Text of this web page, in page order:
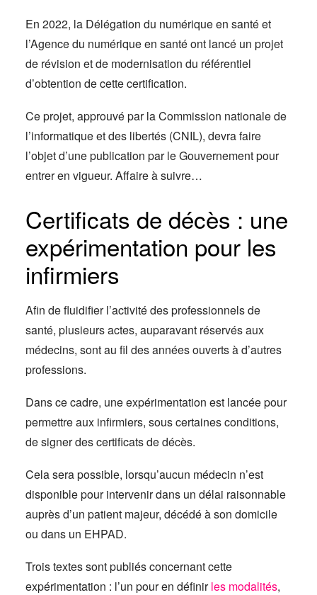
En 2022, la Délégation du numérique en santé et
l’Agence du numérique en santé ont lancé un projet
de révision et de modernisation du référentiel
d’obtention de cette certification.
Ce projet, approuvé par la Commission nationale de
l’informatique et des libertés (CNIL), devra faire
l’objet d’une publication par le Gouvernement pour
entrer en vigueur. Affaire à suivre…
Certificats de décès : une
expérimentation pour les
infirmiers
Afin de fluidifier l’activité des professionnels de
santé, plusieurs actes, auparavant réservés aux
médecins, sont au fil des années ouverts à d’autres
professions.
Dans ce cadre, une expérimentation est lancée pour
permettre aux infirmiers, sous certaines conditions,
de signer des certificats de décès.
Cela sera possible, lorsqu’aucun médecin n’est
disponible pour intervenir dans un délai raisonnable
auprès d’un patient majeur, décédé à son domicile
ou dans un EHPAD.
Trois textes sont publiés concernant cette
expérimentation : l’un pour en définirles modalités,